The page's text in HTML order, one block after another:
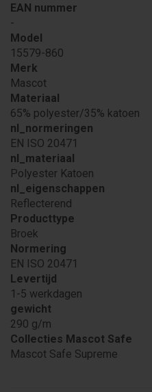
EAN nummer
-
Model
15579-860
Merk
Mascot
Materiaal
65% polyester/35% katoen
nl_normeringen
EN ISO 20471
nl_materiaal
Polyester Katoen
nl_eigenschappen
Reflecterend
Producttype
Broek
Normering
EN ISO 20471
Levertijd
1-5 werkdagen
gewicht
290 g/m
Collecties Mascot Safe
Mascot Safe Supreme